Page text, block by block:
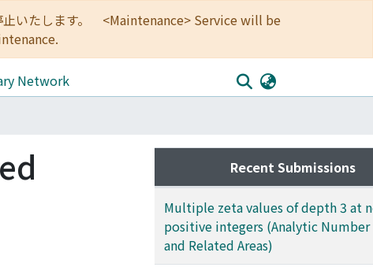
止いたします。 <Maintenance> Service will be
Network
Recent Submissions
Multiple zeta values of depth 3 at
positive integers (Analytic
and Related Areas)